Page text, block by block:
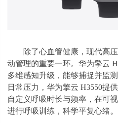
除了心血管健康，现代高
动管理的重要一环。华为擎云
多维感知升级，能够捕捉并监
日常压力，华为擎云 H3550提
自定义呼吸时长与频率，在可
进行呼吸训练，科学平复心绪。